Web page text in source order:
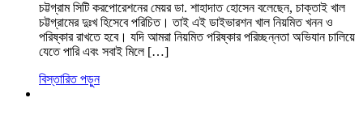
চট্টগ্রাম সিটি করপোরেশনের মেয়র ডা. শাহাদাত হোসেন বলেছেন, চাক্তাই খাল
চট্টগ্রামের দুঃখ হিসেবে পরিচিত। তাই এই ডাইভারশন খাল নিয়মিত খনন ও
পরিষ্কার রাখতে হবে। যদি আমরা নিয়মিত পরিষ্কার পরিচ্ছন্নতা অভিযান চালিয়ে
যেতে পারি এবং সবাই মিলে […]
বিস্তারিত পড়ুন